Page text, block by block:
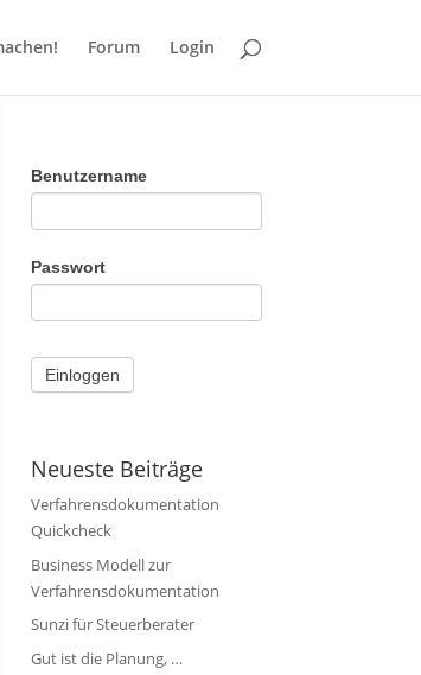
Forum Login
Benutzername
Passwort
Neueste Beiträge
Verfahrensdokumentation
Quickcheck
Business Modell zur
Verfahrensdokumentation
Sunzi für Steuerberater
Gut ist die Planung, …